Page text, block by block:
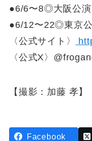
●6/6〜8◎大阪公
●6/12〜22◎東京
〈公式サイト〉
〈公式X〉
【撮影：加藤 孝】
Facebook